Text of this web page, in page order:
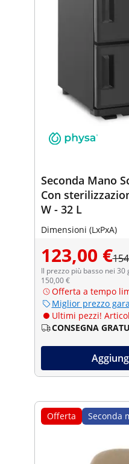
Seconda Mano
Con
W - 32 L
Dimensioni (LxPxA)
123,00 €
Il prezzo più basso nei
150,00 €
Offerta a tempo
Miglior prezzo
Ultimi pezzi!
CONSEGNA
Offerta Seconda